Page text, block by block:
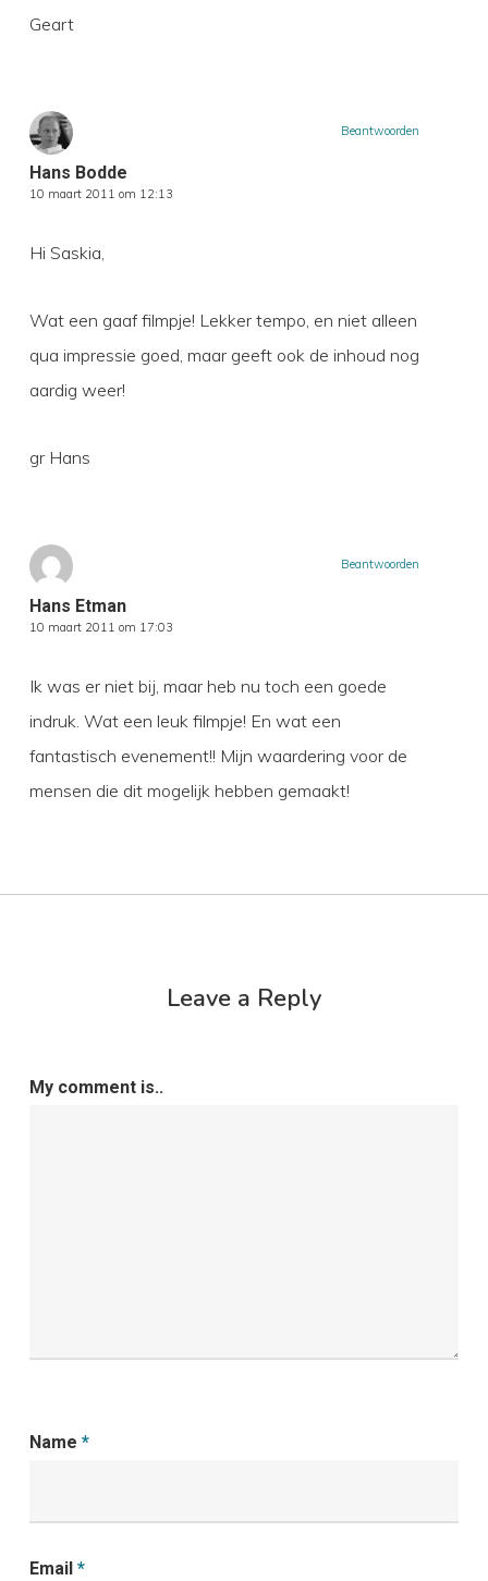
Geart
Hans Bodde
10 maart 2011 om 12:13
Hi Saskia,
Wat een gaaf filmpje! Lekker tempo, en niet alleen
qua impressie goed, maar geeft ook de inhoud nog
aardig weer!
gr Hans
Beantwoorden
Hans Etman
10 maart 2011 om 17:03
Ik was er niet bij, maar heb nu toch een goede
indruk. Wat een leuk filmpje! En wat een
fantastisch evenement!! Mijn waardering voor de
mensen die dit mogelijk hebben gemaakt!
Beantwoorden
Leave a Reply
My comment is..
Name *
Email *